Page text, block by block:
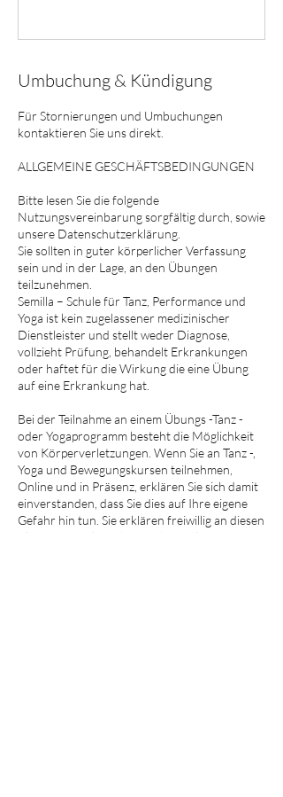
Umbuchung & Kündigung
Für Stornierungen und Umbuchungen
kontaktieren Sie uns direkt.
ALLGEMEINE GESCHÄFTSBEDINGUNGEN
Bitte lesen Sie die folgende
Nutzungsvereinbarung sorgfältig durch, sowie
unsere Datenschutzerklärung.
Sie sollten in guter körperlicher Verfassung
sein und in der Lage, an den Übungen
teilzunehmen.
Semilla – Schule für Tanz, Performance und
Yoga ist kein zugelassener medizinischer
Dienstleister und stellt weder Diagnose,
vollzieht Prüfung, behandelt Erkrankungen
oder haftet für die Wirkung die eine Übung
auf eine Erkrankung hat.
Bei der Teilnahme an einem Übungs -Tanz -
oder Yogaprogramm besteht die Möglichkeit
von Körperverletzungen. Wenn Sie an Tanz -,
Yoga und Bewegungskursen teilnehmen,
Online und in Präsenz, erklären Sie sich damit
einverstanden, dass Sie dies auf Ihre eigene
Gefahr hin tun. Sie erklären freiwillig an diesen
Aktivitäten teilzunehmen, das Risiko einer